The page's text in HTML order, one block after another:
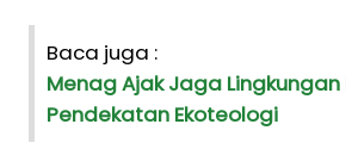
Baca juga :
Menag Ajak Jaga
Pendekatan Ekoteologi